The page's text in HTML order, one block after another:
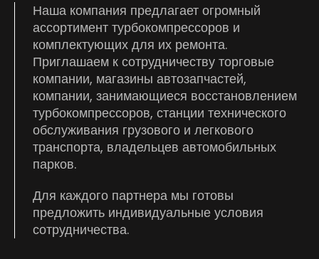
Наша компания предлагает огромный
ассортимент турбокомпрессоров и
комплектующих для их ремонта.
Приглашаем к сотрудничеству торговые
компании, магазины автозапчастей,
компании, занимающиеся восстановлением
турбокомпрессоров, станции технического
обслуживания грузового и легкового
транспорта, владельцев автомобильных
парков.
Для каждого партнера мы готовы
предложить индивидуальные условия
сотрудничества.